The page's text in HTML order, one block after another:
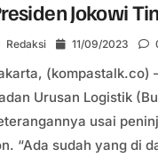
Jokowi
Redaksi 11/09/2023
(kompastalk.co)
Urusan Logistik
usai
“Ada sudah yang di